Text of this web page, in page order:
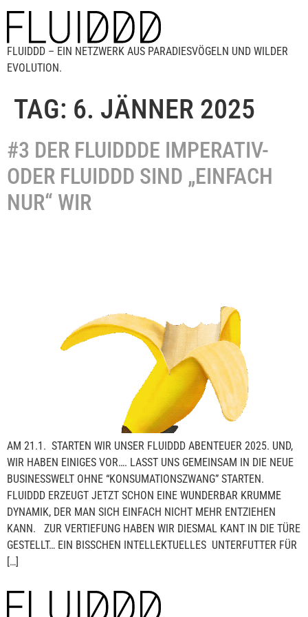
FLUIDDD – EIN NETZWERK AUS PARADIESVÖGELN UND WILDER
EVOLUTION.
TAG: 6. JÄNNER 2025
#3 DER FLUIDDDE IMPERATIV-
ODER FLUIDDD SIND „EINFACH
NUR“ WIR
AM 21.1. STARTEN WIR UNSER FLUIDDD ABENTEUER 2025. UND,
WIR HABEN EINIGES VOR…. LASST UNS GEMEINSAM IN DIE NEUE
BUSINESSWELT OHNE “KONSUMATIONSZWANG” STARTEN.
FLUIDDD ERZEUGT JETZT SCHON EINE WUNDERBAR KRUMME
DYNAMIK, DER MAN SICH EINFACH NICHT MEHR ENTZIEHEN
KANN. ZUR VERTIEFUNG HABEN WIR DIESMAL KANT IN DIE TÜRE
GESTELLT… EIN BISSCHEN INTELLEKTUELLES UNTERFUTTER FÜR
[…]